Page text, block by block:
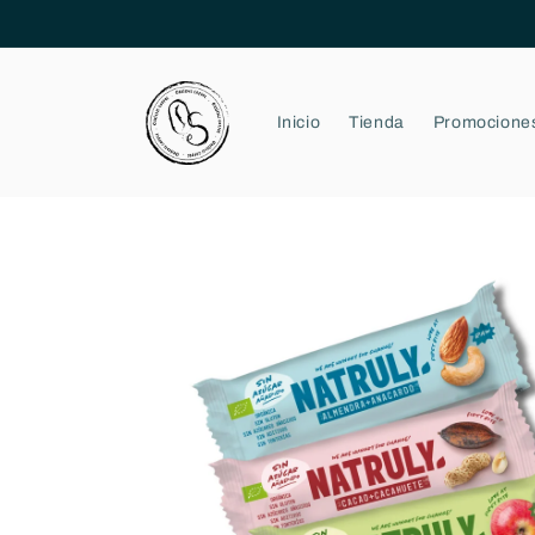
al contenido
Inicio Tienda